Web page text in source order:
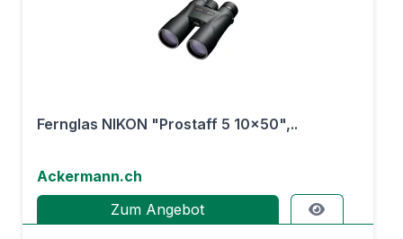
Fernglas NIKON "Prostaff 5 10x50",..
Ackermann.ch
Zum Angebot